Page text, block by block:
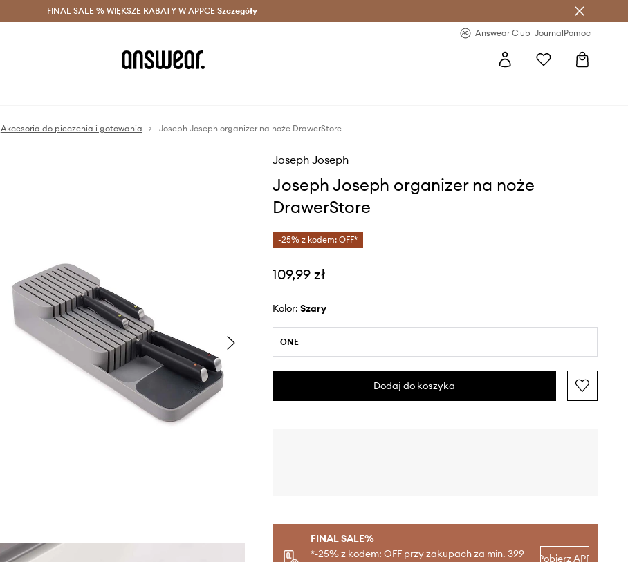
Oszczędzaj z Answear Club > Dostawa nawet w 24h >
FINAL SALE % WIĘKSZE RABATY W APPCE Szczegóły
Answear Club JournalPomoc
Akcesoria do pieczenia i gotowania Joseph Joseph organizer na noże DrawerStore
Joseph Joseph
Joseph Joseph organizer na noże
DrawerStore
-25% z kodem: OFF*
109,99 zł
Kolor: szary
ONE
Dodaj do koszyka
FINAL SALE%
*-25% z kodem: OFF przy zakupach za min. 399
Pobierz APP